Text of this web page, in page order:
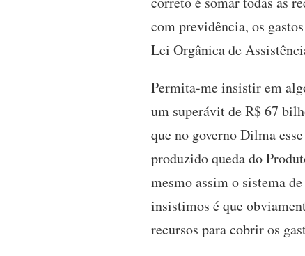
com previdência, os
Lei Orgânica de
Permita-me insistir em
um superávit de R$ 67
que no governo Dilma
produzido queda do
mesmo assim o sistema
insistimos é que
recursos para cobrir os